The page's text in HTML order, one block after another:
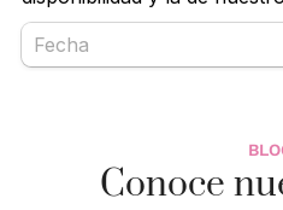
Conoce